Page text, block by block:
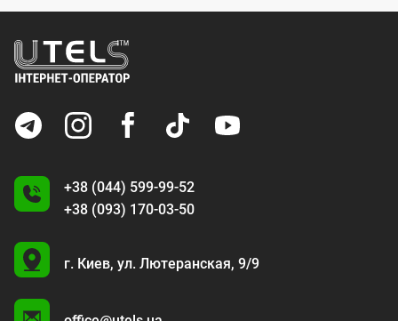
+38 (044) 599-99-52
+38 (093) 170-03-50
U
г. Киев, ул. Лютеранская, 9/9